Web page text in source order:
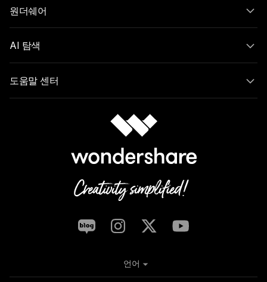
원더쉐어
AI 탐색
도움말 센터
언어